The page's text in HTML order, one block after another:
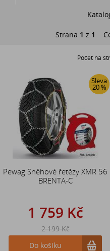
Strana 1 z 1
Počet na
Sleva
20 %
Pewag Sněhové řetězy XMR 56
BRENTA-C
1 759 Kč
2 199 Kč
Do košíku